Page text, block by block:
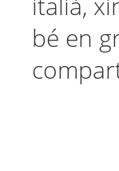
italià,
bé en